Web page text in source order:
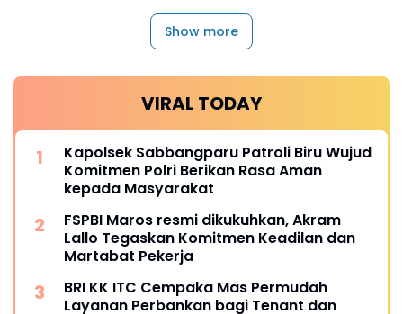
Show more
VIRAL TODAY
Kapolsek Sabbangparu Patroli Biru Wujud
Komitmen Polri Berikan Rasa Aman
kepada Masyarakat
FSPBI Maros resmi dikukuhkan, Akram
Lallo Tegaskan Komitmen Keadilan dan
Martabat Pekerja
BRI KK ITC Cempaka Mas Permudah
Layanan Perbankan bagi Tenant dan